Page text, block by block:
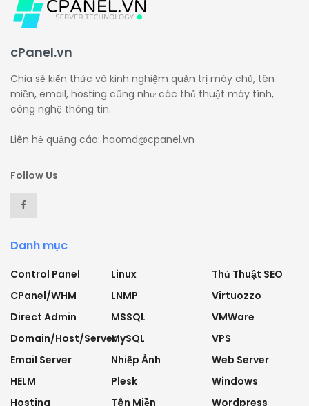
cPanel.vn
Chia sẻ kiến thức và kinh nghiệm quản trị máy chủ, tên
miền, email, hosting cũng như các thủ thuật máy tính,
công nghệ thông tin.
Liên hệ quảng cáo: haomd@cpanel.vn
Follow Us
Danh mục
Control Panel
CPanel/WHM
Direct Admin
Domain/Host/Server
Email Server
HELM
Hosting
Linux
LNMP
MSSQL
MySQL
Nhiếp Ảnh
Plesk
Tên Miền
Thủ Thuật SEO
Virtuozzo
VMWare
VPS
Web Server
Windows
Wordpress